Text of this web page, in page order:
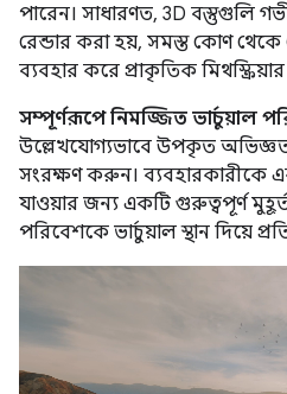
পারেন। সাধারণত, 3D বস্তুগুলি
রেন্ডার করা হয়, সমস্ত কোণ থেকে
ব্যবহার করে প্রাকৃতিক
সম্পূর্ণরূপে নিমজ্জিত ভার্চুয়াল
উল্লেখযোগ্যভাবে উপকৃত
সংরক্ষণ করুন। ব্যবহারকারীকে
যাওয়ার জন্য একটি গুরুত্বপূর্ণ
পরিবেশকে ভার্চুয়াল স্থান দিয়ে